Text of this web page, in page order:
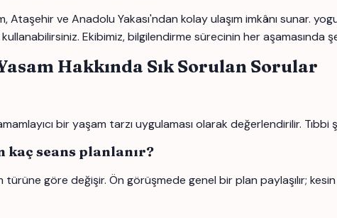
Ataşehir ve Anadolu Yakası'ndan kolay ulaşım imkânı sunar.
Ekibimiz, bilgilendirme sürecinin her aşamasında
Hakkında Sık Sorulan Sorular
bir yaşam tarzı uygulaması olarak değerlendirilir. Tıbbi
kaç seans planlanır?
türüne göre değişir. Ön görüşmede genel bir plan paylaşılır;